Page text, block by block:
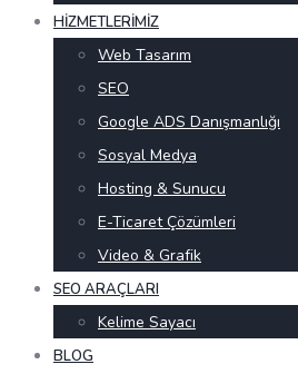
HIZMETLERIMIZ
Web Tasarım
SEO
Google ADS Danışmanlığı
Sosyal Medya
Hosting & Sunucu
E-Ticaret Çözümleri
Video & Grafik
SEO ARAÇLARI
Kelime Sayacı
BLOG